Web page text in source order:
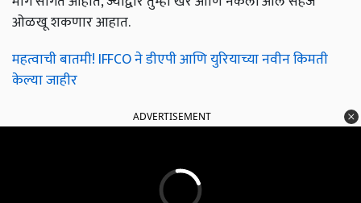
ओळखू शकणार आहात.
महत्वाची बातमी! IFFCO ने डीएपी आणि युरियाच्या नवीन किमती
केल्या जाहीर
ADVERTISEMENT